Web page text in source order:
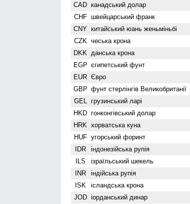
CAD канадський долар
CHF швейцарський франк
CNY китайський юань женьмiньбi
CZK чеська крона
DKK данська крона
EGP єгипетський фунт
EUR Євро
GBP фунт стерлінгів Велико­британії
GEL грузинський ларі
HKD гонконгівський долар
HRK хорватська куна
HUF угорський форинт
IDR індонезійська рупія
ILS ізраїльський шекель
INR індійська рупія
ISK ісландська крона
JOD іорданський динар